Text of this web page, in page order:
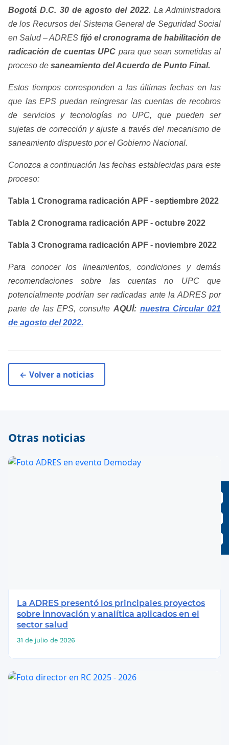
Bogotá D.C. 30 de agosto del 2022. La Administradora
de los Recursos del Sistema General de Seguridad Social
en Salud – ADRES fijó el cronograma de habilitación de
radicación de cuentas UPC para que sean sometidas al
proceso de saneamiento del Acuerdo de Punto Final.
Estos tiempos corresponden a las últimas fechas en las
que las EPS puedan reingresar las cuentas de recobros
de servicios y tecnologías no UPC, que pueden ser
sujetas de corrección y ajuste a través del mecanismo de
saneamiento dispuesto por el Gobierno Nacional.
Conozca a continuación las fechas establecidas para este
proceso:
Tabla 1 Cronograma radicación APF - septiembre 2022
Tabla 2 Cronograma radicación APF - octubre 2022
Tabla 3 Cronograma radicación APF - noviembre 2022
Para conocer los lineamientos, condiciones y demás
recomendaciones sobre las cuentas no UPC que
potencialmente podrían ser radicadas ante la ADRES por
parte de las EPS, consulte AQUÍ: nuestra Circular 021
de agosto del 2022.
← Volver a noticias
Otras noticias
La ADRES presentó los principales proyectos
sobre innovación y analítica aplicados en el
sector salud
31 de julio de 2026